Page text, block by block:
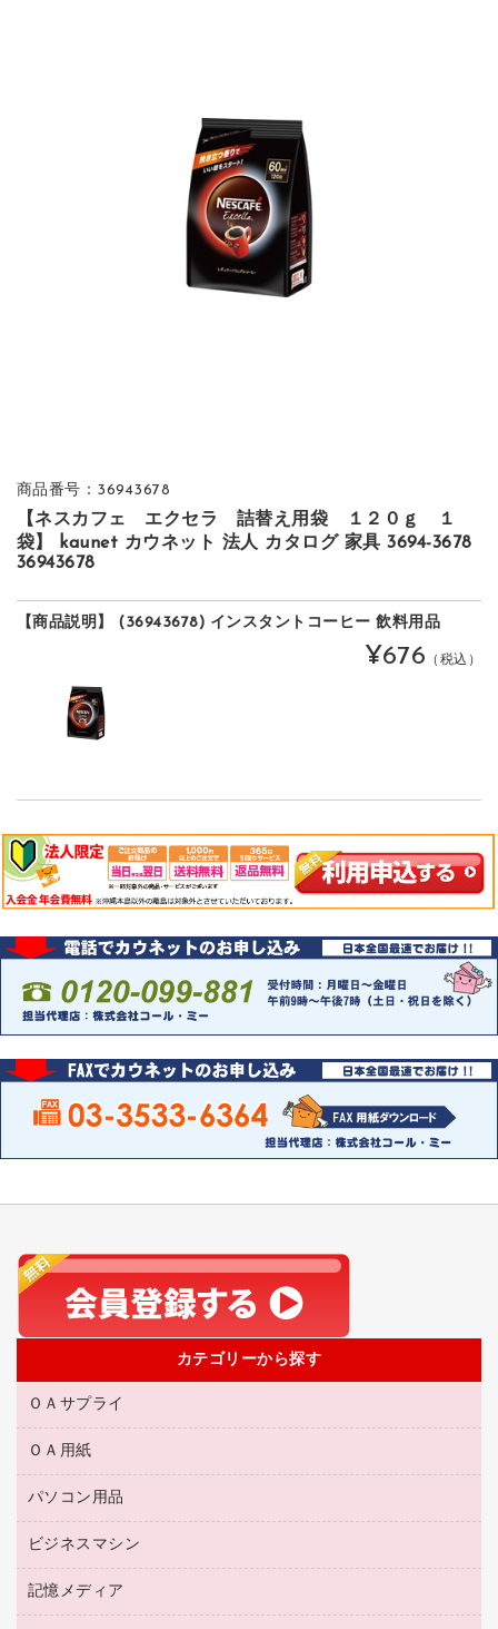
商品番号：36943678
【ネスカフェ エクセラ 詰替え用袋 １２０ｇ １
袋】 kaunet カウネット 法人 カタログ 家具 3694-3678
36943678
【商品説明】 (36943678) インスタントコーヒー 飲料用品
¥676 （税込）
カテゴリーから探す
ＯＡサプライ
互換インクカートリッジ
リサイクルトナー（プール方式）
リサイクルインクカートリッジ
プリンタ用リボン
ＯＡ用紙
名刺用紙
ワープロ用紙
ラベル用紙
パソコン用品
パソコン周辺機器
マウスパッド
ビジネスマシン
電話機
記憶メディア